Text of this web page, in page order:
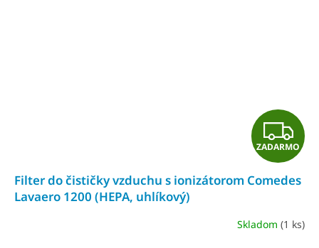
Z
A
D
A
ZADARMO
Filter do čističky vzduchu s ionizátorom Comedes
Lavaero 1200 (HEPA, uhlíkový)
Skladom (1 ks)